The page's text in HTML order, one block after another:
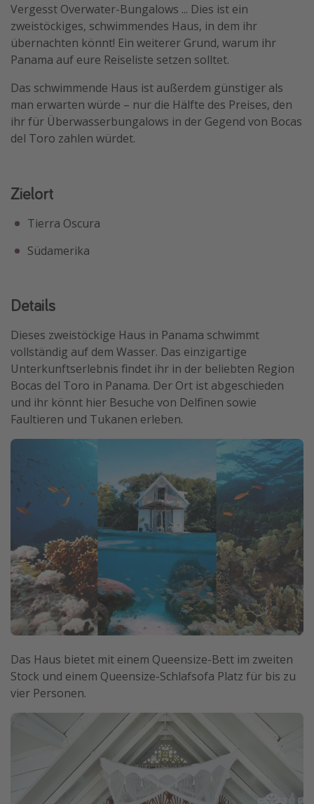
Vergesst Overwater-Bungalows ... Dies ist ein
zweistöckiges, schwimmendes Haus, in dem ihr
übernachten könnt! Ein weiterer Grund, warum ihr
Panama auf eure Reiseliste setzen solltet.
Das schwimmende Haus ist außerdem günstiger als
man erwarten würde – nur die Hälfte des Preises, den
ihr für Überwasserbungalows in der Gegend von Bocas
del Toro zahlen würdet.
Zielort
Tierra Oscura
Südamerika
Details
Dieses zweistöckige Haus in Panama schwimmt
vollständig auf dem Wasser. Das einzigartige
Unterkunftserlebnis findet ihr in der beliebten Region
Bocas del Toro in Panama. Der Ort ist abgeschieden
und ihr könnt hier Besuche von Delfinen sowie
Faultieren und Tukanen erleben.
Das Haus bietet mit einem Queensize-Bett im zweiten
Stock und einem Queensize-Schlafsofa Platz für bis zu
vier Personen.